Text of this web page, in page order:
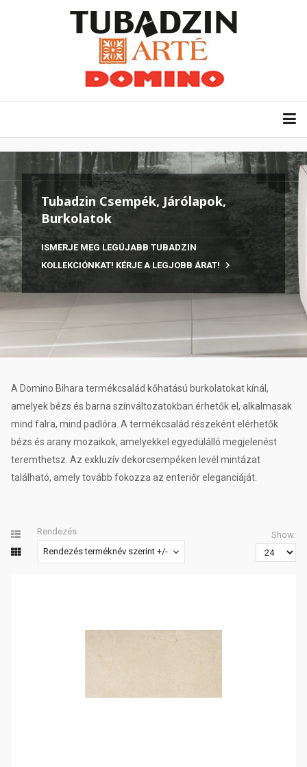
Tubadzin Csempék, Járólapok,
Burkolatok
ISMERJE MEG LEGÚJABB TUBADZIN
KOLLEKCIÓNKAT! KÉRJE A LEGJOBB ÁRAT!
A Domino Bihara termékcsalád kőhatású burkolatokat kínál,
amelyek bézs és barna színváltozatokban érhetők el, alkalmasak
mind falra, mind padlóra. A termékcsalád részeként elérhetők
bézs és arany mozaikok, amelyekkel egyedülálló megjelenést
teremthetsz. Az exkluzív dekorcsempéken levél mintázat
található, amely tovább fokozza az enteriőr eleganciáját.
Rendezés
Rendezés terméknév szerint +/-
Show: